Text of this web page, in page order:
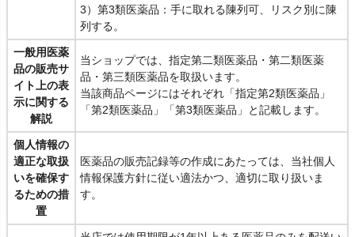
3）第3類医薬品：手に取れる陳列可、リスク別に陳
列する。
一般用医薬
品の販売サ
イト上の表
示に関する
解説
当ショップでは、指定第二類医薬品・第二類医薬
品・第三類医薬品を取扱います。
当該商品ページにはそれぞれ「指定第2類医薬品」
「第2類医薬品」「第3類医薬品」と記載します。
個人情報の
適正な取扱
いを確保す
るための措
置
医薬品の販売記録等の作成にあたっては、当社個人
情報保護方針に従い適法かつ、適切に取り扱いま
す。